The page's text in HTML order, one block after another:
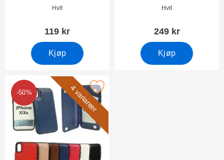
Varenummer 10955
Hvit
119 kr
Kjøp
Varenummer 25210
Hvit
249 kr
Kjøp
4 varianter
-50%
Merk cardCase deksel iPhone X/Xs som favoritt